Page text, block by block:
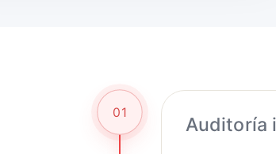
01
Auditoría